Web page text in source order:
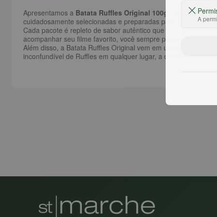
Apresentamos a Batata Ruffles Original 100g
, um lanche
cuidadosamente selecionadas e preparadas para entregar a
Cada pacote é repleto de sabor autêntico que você adora,
acompanhar seu filme favorito, você sempre pode contar
Além disso, a Batata Ruffles Original vem em uma
inconfundível de Ruffles em qualquer lugar, a qualquer hora.
A